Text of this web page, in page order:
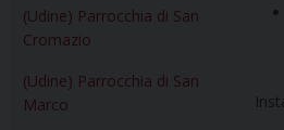
(Udine) Parrocchia di San
Cromazio
(Udine) Parrocchia di San
Marco